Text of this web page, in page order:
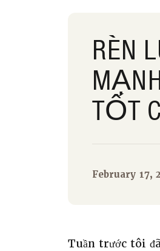
RÈN
TỐT
February 17,
Tuần trước tôi